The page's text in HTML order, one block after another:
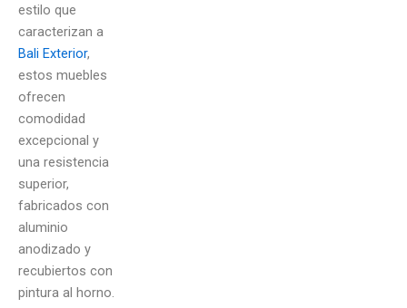
estilo que
caracterizan a
Bali Exterior,
estos muebles
ofrecen
comodidad
excepcional y
una resistencia
superior,
fabricados con
aluminio
anodizado y
recubiertos con
pintura al horno.